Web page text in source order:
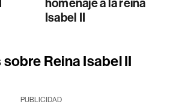
Isabel II
Reina Isabel II
PUBLICIDAD